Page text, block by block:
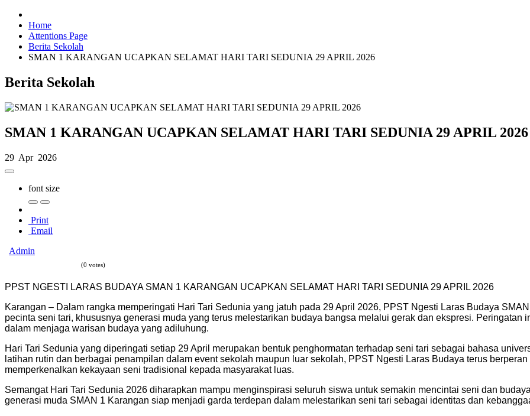
Home
Attentions Page
Berita Sekolah
SMAN 1 KARANGAN UCAPKAN SELAMAT HARI TARI SEDUNIA 29 APRIL 2026
Berita Sekolah
SMAN 1 KARANGAN UCAPKAN SELAMAT HARI TARI SEDUNIA 29 APRIL 2026
29 Apr 2026
font size
Print
Email
Admin
(0 votes)
PPST NGESTI LARAS BUDAYA SMAN 1 KARANGAN UCAPKAN SELAMAT HARI TARI SEDUNIA 29 APRIL 2026
Karangan – Dalam rangka memperingati Hari Tari Sedunia yang jatuh pada 29 April 2026, PPST Ngesti Laras Budaya
pecinta seni tari, khususnya generasi muda yang terus melestarikan budaya bangsa melalui gerak dan ekspresi. Peringatan
dalam menjaga warisan budaya yang adiluhung.
Hari Tari Sedunia yang diperingati setiap 29 April merupakan bentuk penghormatan terhadap seni tari sebagai bahasa
latihan rutin dan berbagai penampilan dalam event sekolah maupun luar sekolah, PPST Ngesti Laras Budaya terus
memperkenalkan kekayaan seni tradisional kepada masyarakat luas.
Semangat Hari Tari Sedunia 2026 diharapkan mampu menginspirasi seluruh siswa untuk semakin mencintai seni dan
generasi muda SMAN 1 Karangan siap menjadi garda terdepan dalam melestarikan seni tari sebagai identitas dan